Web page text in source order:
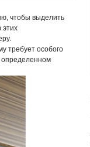
чтобы выделить
требует особого
определенном